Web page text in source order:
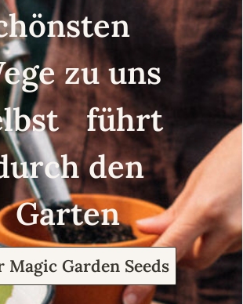
zu uns
führt
den
Garten
Magic Garden Seeds